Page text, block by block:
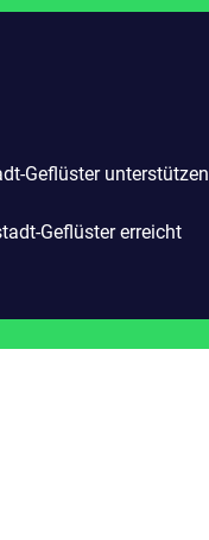
Geflüster unterstützen
Geflüster erreicht